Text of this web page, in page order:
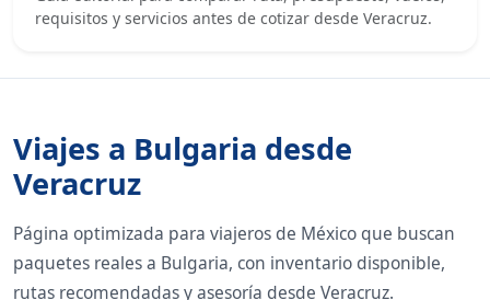
requisitos y servicios antes de cotizar desde Veracruz.
Viajes a Bulgaria desde
Veracruz
Página optimizada para viajeros de México que buscan
paquetes reales a Bulgaria, con inventario disponible,
rutas recomendadas y asesoría desde Veracruz.